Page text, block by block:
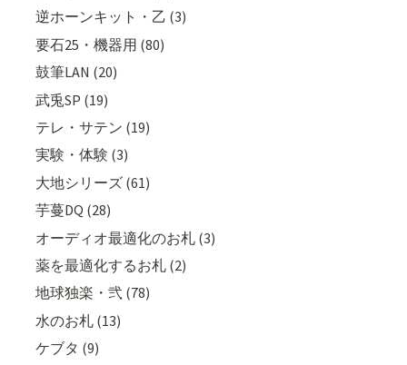
逆ホーンキット・乙 (3)
要石25・機器用 (80)
鼓筆LAN (20)
武兎SP (19)
テレ・サテン (19)
実験・体験 (3)
大地シリーズ (61)
芋蔓DQ (28)
オーディオ最適化のお札 (3)
薬を最適化するお札 (2)
地球独楽・弐 (78)
水のお札 (13)
ケブタ (9)